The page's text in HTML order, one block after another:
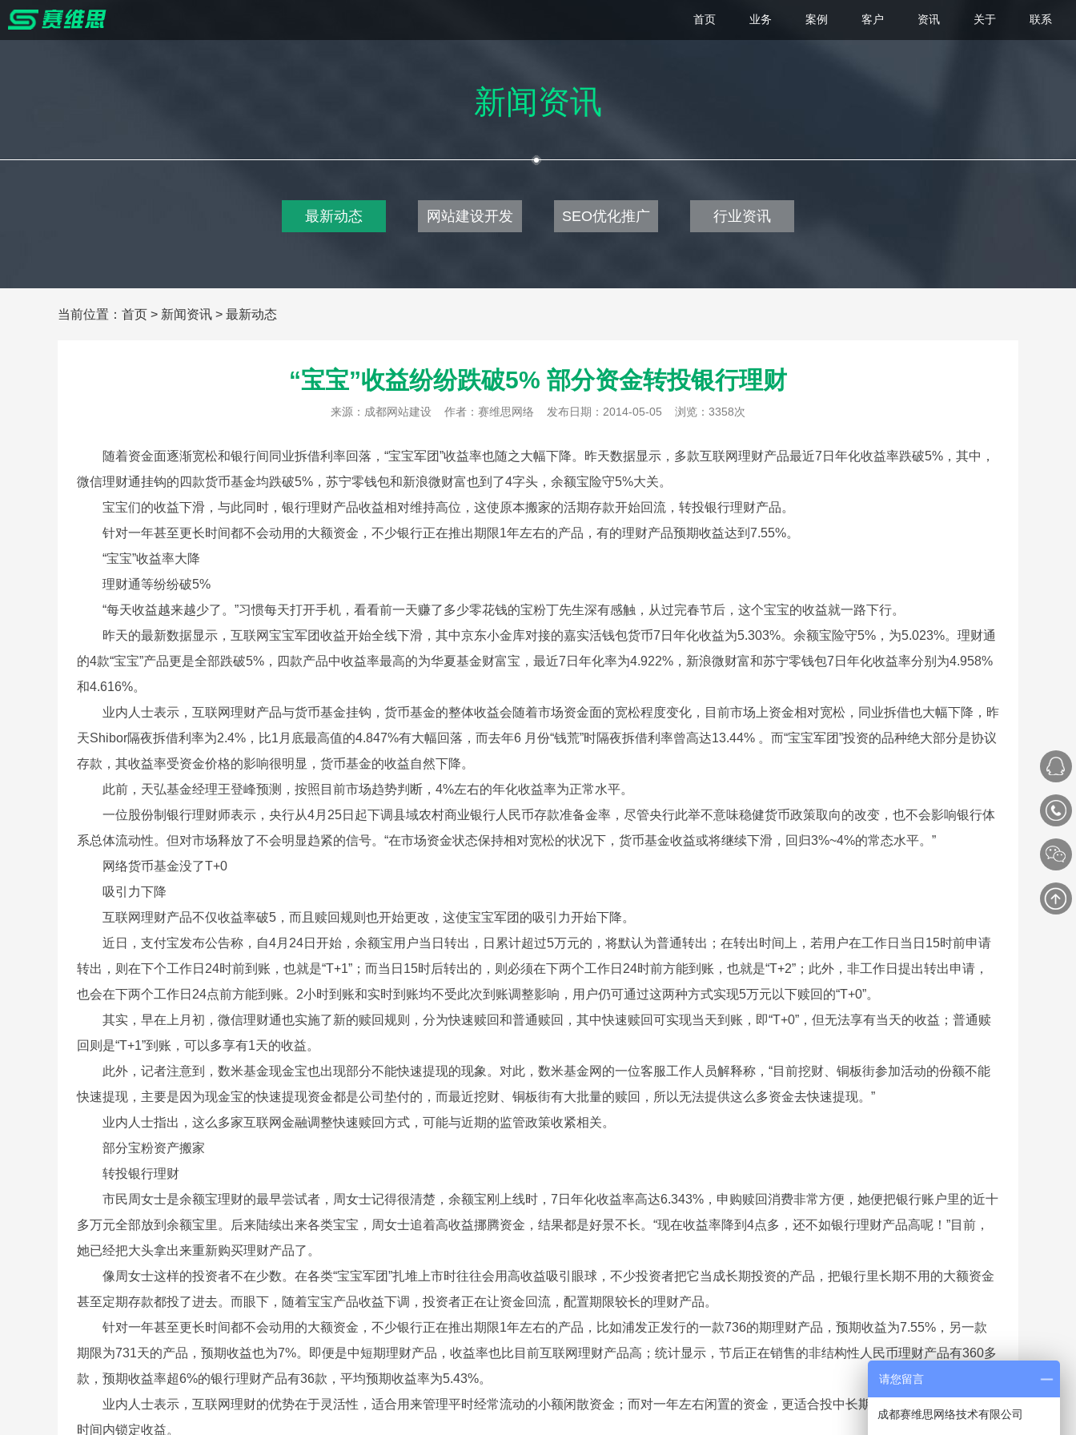
首页 业务 案例 客户 资讯 关于 联系
新闻资讯
最新动态 网站建设开发 SEO优化推广 行业资讯
当前位置： 首页 > 新闻资讯 > 最新动态
“宝宝”收益纷纷跌破5% 部分资金转投银行理财
来源： 成都网站建设 作者：赛维思网络 发布日期：2014-05-05 浏览：3358次
随着资金面逐渐宽松和银行间同业拆借利率回落，“宝宝军团”收益率也随之大幅下降。昨天数据显示，多款互联网理财产品最近7日年化收益率跌破5%，其中，
微信理财通挂钩的四款货币基金均跌破5%，苏宁零钱包和新浪微财富也到了4字头，余额宝险守5%大关。
宝宝们的收益下滑，与此同时，银行理财产品收益相对维持高位，这使原本搬家的活期存款开始回流，转投银行理财产品。
针对一年甚至更长时间都不会动用的大额资金，不少银行正在推出期限1年左右的产品，有的理财产品预期收益达到7.55%。
“宝宝”收益率大降
理财通等纷纷破5%
“每天收益越来越少了。”习惯每天打开手机，看看前一天赚了多少零花钱的宝粉丁先生深有感触，从过完春节后，这个宝宝的收益就一路下行。
昨天的最新数据显示，互联网宝宝军团收益开始全线下滑，其中京东小金库对接的嘉实活钱包货币7日年化收益为5.303%。余额宝险守5%，为5.023%。理财通
的4款“宝宝”产品更是全部跌破5%，四款产品中收益率最高的为华夏基金财富宝，最近7日年化率为4.922%，新浪微财富和苏宁零钱包7日年化收益率分别为4.958%
和4.616%。
业内人士表示，互联网理财产品与货币基金挂钩，货币基金的整体收益会随着市场资金面的宽松程度变化，目前市场上资金相对宽松，同业拆借也大幅下降，昨
天Shibor隔夜拆借利率为2.4%，比1月底最高值的4.847%有大幅回落，而去年6 月份“钱荒”时隔夜拆借利率曾高达13.44% 。而“宝宝军团”投资的品种绝大部分是协议
存款，其收益率受资金价格的影响很明显，货币基金的收益自然下降。
此前，天弘基金经理王登峰预测，按照目前市场趋势判断，4%左右的年化收益率为正常水平。
一位股份制银行理财师表示，央行从4月25日起下调县域农村商业银行人民币存款准备金率，尽管央行此举不意味稳健货币政策取向的改变，也不会影响银行体
系总体流动性。但对市场释放了不会明显趋紧的信号。“在市场资金状态保持相对宽松的状况下，货币基金收益或将继续下滑，回归3%~4%的常态水平。”
网络货币基金没了T+0
吸引力下降
互联网理财产品不仅收益率破5，而且赎回规则也开始更改，这使宝宝军团的吸引力开始下降。
近日，支付宝发布公告称，自4月24日开始，余额宝用户当日转出，日累计超过5万元的，将默认为普通转出；在转出时间上，若用户在工作日当日15时前申请
转出，则在下个工作日24时前到账，也就是“T+1”；而当日15时后转出的，则必须在下两个工作日24时前方能到账，也就是“T+2”；此外，非工作日提出转出申请，
也会在下两个工作日24点前方能到账。2小时到账和实时到账均不受此次到账调整影响，用户仍可通过这两种方式实现5万元以下赎回的“T+0”。
其实，早在上月初，微信理财通也实施了新的赎回规则，分为快速赎回和普通赎回，其中快速赎回可实现当天到账，即“T+0”，但无法享有当天的收益；普通赎
回则是“T+1”到账，可以多享有1天的收益。
此外，记者注意到，数米基金现金宝也出现部分不能快速提现的现象。对此，数米基金网的一位客服工作人员解释称，“目前挖财、铜板街参加活动的份额不能
快速提现，主要是因为现金宝的快速提现资金都是公司垫付的，而最近挖财、铜板街有大批量的赎回，所以无法提供这么多资金去快速提现。”
业内人士指出，这么多家互联网金融调整快速赎回方式，可能与近期的监管政策收紧相关。
部分宝粉资产搬家
转投银行理财
市民周女士是余额宝理财的最早尝试者，周女士记得很清楚，余额宝刚上线时，7日年化收益率高达6.343%，申购赎回消费非常方便，她便把银行账户里的近十
多万元全部放到余额宝里。后来陆续出来各类宝宝，周女士追着高收益挪腾资金，结果都是好景不长。“现在收益率降到4点多，还不如银行理财产品高呢！”目前，
她已经把大头拿出来重新购买理财产品了。
像周女士这样的投资者不在少数。在各类“宝宝军团”扎堆上市时往往会用高收益吸引眼球，不少投资者把它当成长期投资的产品，把银行里长期不用的大额资金
甚至定期存款都投了进去。而眼下，随着宝宝产品收益下调，投资者正在让资金回流，配置期限较长的理财产品。
针对一年甚至更长时间都不会动用的大额资金，不少银行正在推出期限1年左右的产品，比如浦发正发行的一款736的期理财产品，预期收益为7.55%，另一款
期限为731天的产品，预期收益也为7%。即便是中短期理财产品，收益率也比目前互联网理财产品高；统计显示，节后正在销售的非结构性人民币理财产品有360多
款，预期收益率超6%的银行理财产品有36款，平均预期收益率为5.43%。
业内人士表示，互联网理财的优势在于灵活性，适合用来管理平时经常流动的小额闲散资金；而对一年左右闲置的资金，更适合投中长期理财产品，以期在一定
时间内锁定收益。
请您留言
成都赛维思网络技术有限公司